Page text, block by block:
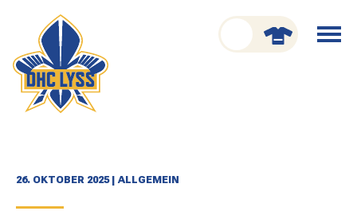
Menü
öffnen
schliessen
CLUB
GESCHICHTE
26. OKTOBER 2025 | ALLGEMEIN